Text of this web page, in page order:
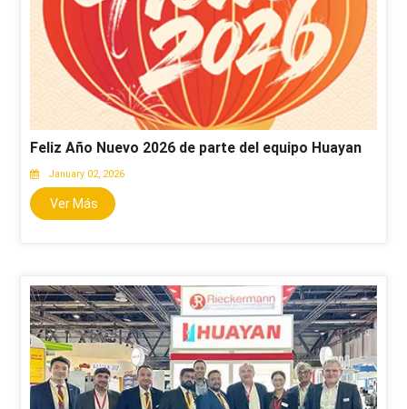
Feliz Año Nuevo 2026 de parte del equipo Huayan
January 02, 2026
Ver Más